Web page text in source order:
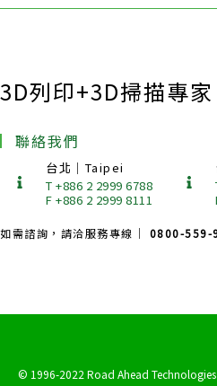
3D列印+3D掃描專家
聯絡我們
台北｜Taipei
T +886 2 2999 6788
F +886 2 2999 8111
如需諮詢，請洽服務專線｜ 0800-559-
© 1996-2022 Road Ahead